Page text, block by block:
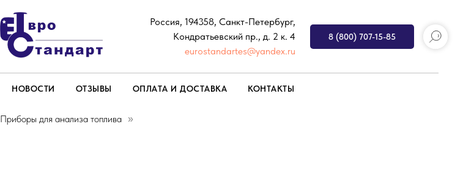
Россия, 194358, Санкт-Петербург,
Кондратьевский пр., д. 2 к. 4
eurostandartes@yandex.ru
8 (800) 707-15-85
НОВОСТИ ОТЗЫВЫ ОПЛАТА И ДОСТАВКА КОНТАКТЫ
Приборы для анализа топлива »